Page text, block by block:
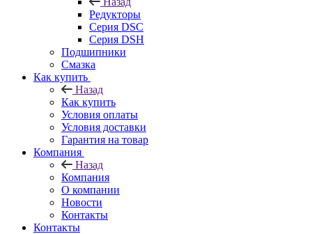
Редукторы
Серия DSC
Серия DSH
Подшипники
Смазка
Как купить
Назад
Как купить
Условия оплаты
Условия доставки
Гарантия на товар
Компания
Назад
Компания
О компании
Новости
Контакты
Контакты